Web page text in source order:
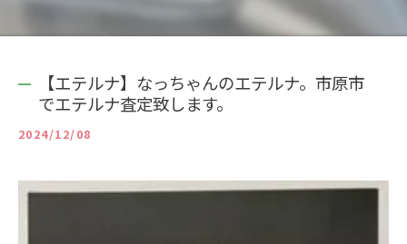
【エテルナ】なっちゃんのエテルナ。市原市
でエテルナ査定致します。
2024/12/08